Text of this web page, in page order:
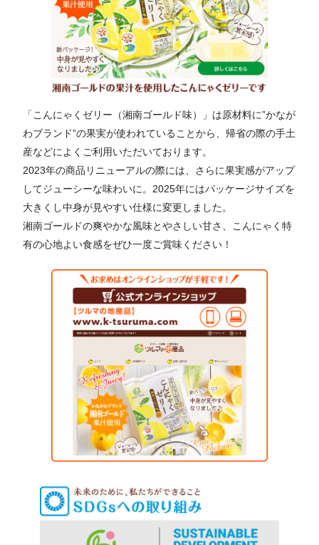
「こんにゃくゼリー（湘南ゴールド味）」は原材料に”かなが
わブランド”の果実が使われていることから、帰省の際の手土
産などによくご利用いただいております。
2023年の商品リニューアルの際には、さらに果実感がアップ
してジューシーな味わいに。2025年にはパッケージサイズを
大きくし中身が見やすい仕様に変更しました。
湘南ゴールドの爽やかな風味とやさしい甘さ、こんにゃく特
有の心地よい食感をぜひ一度ご賞味ください！